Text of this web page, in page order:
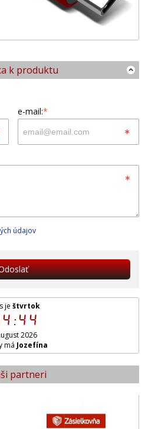
k produktu
e-mail:*
údajov
je štvrtok
2026
má Jozefína
partneri